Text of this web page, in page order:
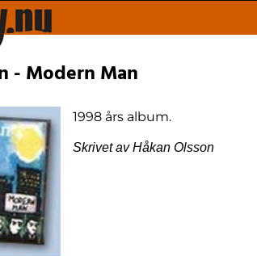
- Modern Man
1998 års album.
Skrivet av Håkan Olsson